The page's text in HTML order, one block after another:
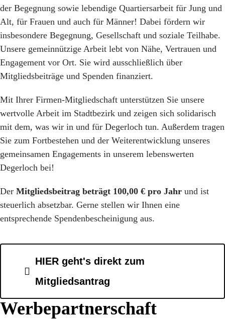
der Begegnung sowie lebendige Quartiersarbeit für Jung und
Alt, für Frauen und auch für Männer! Dabei fördern wir
insbesondere Begegnung, Gesellschaft und soziale Teilhabe.
Unsere gemeinnützige Arbeit lebt von Nähe, Vertrauen und
Engagement vor Ort. Sie wird ausschließlich über
Mitgliedsbeiträge und Spenden finanziert.
Mit Ihrer Firmen-Mitgliedschaft unterstützen Sie unsere
wertvolle Arbeit im Stadtbezirk und zeigen sich solidarisch
mit dem, was wir in und für Degerloch tun. Außerdem tragen
Sie zum Fortbestehen und der Weiterentwicklung unseres
gemeinsamen Engagements in unserem lebenswerten
Degerloch bei!
Der Mitgliedsbeitrag beträgt 100,00 € pro Jahr und ist
steuerlich absetzbar. Gerne stellen wir Ihnen eine
entsprechende Spendenbescheinigung aus.
HIER geht's direkt zum
Mitgliedsantrag
Werbepartnerschaft